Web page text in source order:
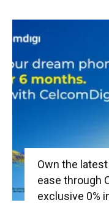
Own the
ease through
exclusive 0%